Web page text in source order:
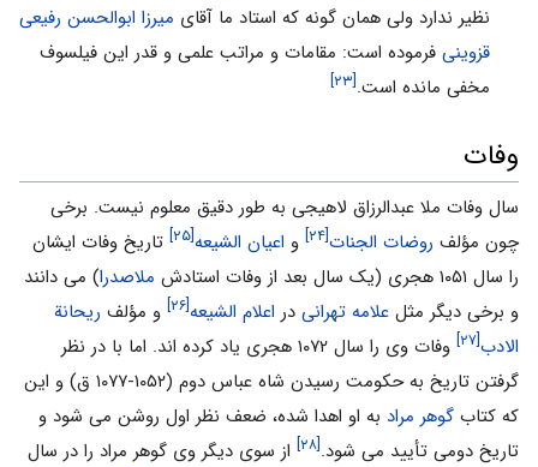
نظیر ندارد ولى همان‌ گونه که استاد ما آقاى میرزا ابوالحسن رفیعى
قزوینىفرموده است: مقامات و مراتب علمى و قدر این فیلسوف
مخفى مانده است.[۲۳]
وفات
سال وفات ملا عبدالرزاق لاهیجى به طور دقیق معلوم نیست. برخى
چون مؤلف روضات الجنات[۲۴] و اعیان الشیعه[۲۵]
تاریخ وفات ایشان
را سال ۱۰۵۱ هجری (یک سال بعد از وفات استادش
ملاصدرا) مى دانند
و برخى دیگر مثل علامه تهرانى در اعلام الشیعه[۲۶] و مؤلف ریحانة
الادب[۲۷]
وفات وى را سال ۱۰۷۲ هجری یاد کرده اند. اما با در نظر
گرفتن تاریخ به حکومت رسیدن شاه عباس دوم (۱۰۵۲-۱۰۷۷ ق) و این
که کتاب گوهر مراد به او اهدا شده، ضعف نظر اول روشن مى شود و
تاریخ دومى تأیید مى شود.[۲۸]
از سوى دیگر وى گوهر مراد را در سال